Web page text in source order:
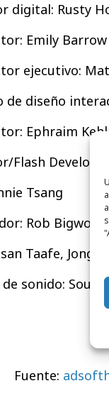
digital: Rusty
Emily Barrow
ejecutivo:
de diseño
Ephraim
Flash
Tsang
Rob Bigwood
Taafe,
sonido:
Fuente: